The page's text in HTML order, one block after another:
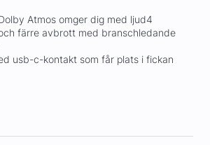
Atmos omger dig med ljud4
färre avbrott med branschledande
usb-c-kontakt som får plats i fickan